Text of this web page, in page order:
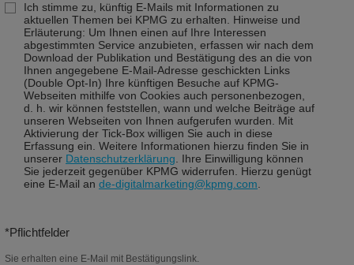
Ich stimme zu, künftig E-Mails mit Informationen zu
aktuellen Themen bei KPMG zu erhalten. Hinweise und
Erläuterung: Um Ihnen einen auf Ihre Interessen
abgestimmten Service anzubieten, erfassen wir nach dem
Download der Publikation und Bestätigung des an die von
Ihnen angegebene E-Mail-Adresse geschickten Links
(Double Opt-In) Ihre künftigen Besuche auf KPMG-
Webseiten mithilfe von Cookies auch personenbezogen,
d. h. wir können feststellen, wann und welche Beiträge auf
unseren Webseiten von Ihnen aufgerufen wurden. Mit
Aktivierung der Tick-Box willigen Sie auch in diese
Erfassung ein. Weitere Informationen hierzu finden Sie in
unserer Datenschutzerklärung . Ihre Einwilligung können
Sie jederzeit gegenüber KPMG widerrufen. Hierzu genügt
eine E-Mail an de-digitalmarketing@kpmg.com
*Pflichtfelder
Sie erhalten eine E-Mail mit Bestätigungslink.